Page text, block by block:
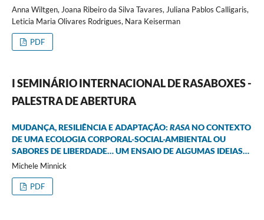
Anna Wiltgen, Joana Ribeiro da Silva Tavares, Juliana Pablos Calligaris,
Leticia Maria Olivares Rodrigues, Nara Keiserman
PDF
I SEMINÁRIO INTERNACIONAL DE RASABOXES -
PALESTRA DE ABERTURA
MUDANÇA, RESILIÊNCIA E ADAPTAÇÃO: RASANO CONTEXTO
DE UMA ECOLOGIA CORPORAL-SOCIAL-AMBIENTAL OU
SABORES DE LIBERDADE… UM ENSAIO DE ALGUMAS IDEIAS…
Michele Minnick
PDF